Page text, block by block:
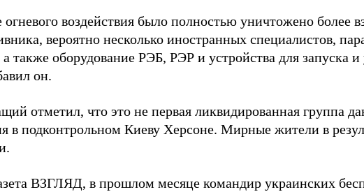
огневого воздействия было полностью уничтожено более
вероятно несколько иностранных специалистов,
а также оборудование РЭБ, РЭР и устройства для запуска и
он.
отметил, что это не первая ликвидированная группа
в подконтрольном Киеву Херсоне. Мирные жители в
ВЗГЛЯД, в прошлом месяце командир украинских